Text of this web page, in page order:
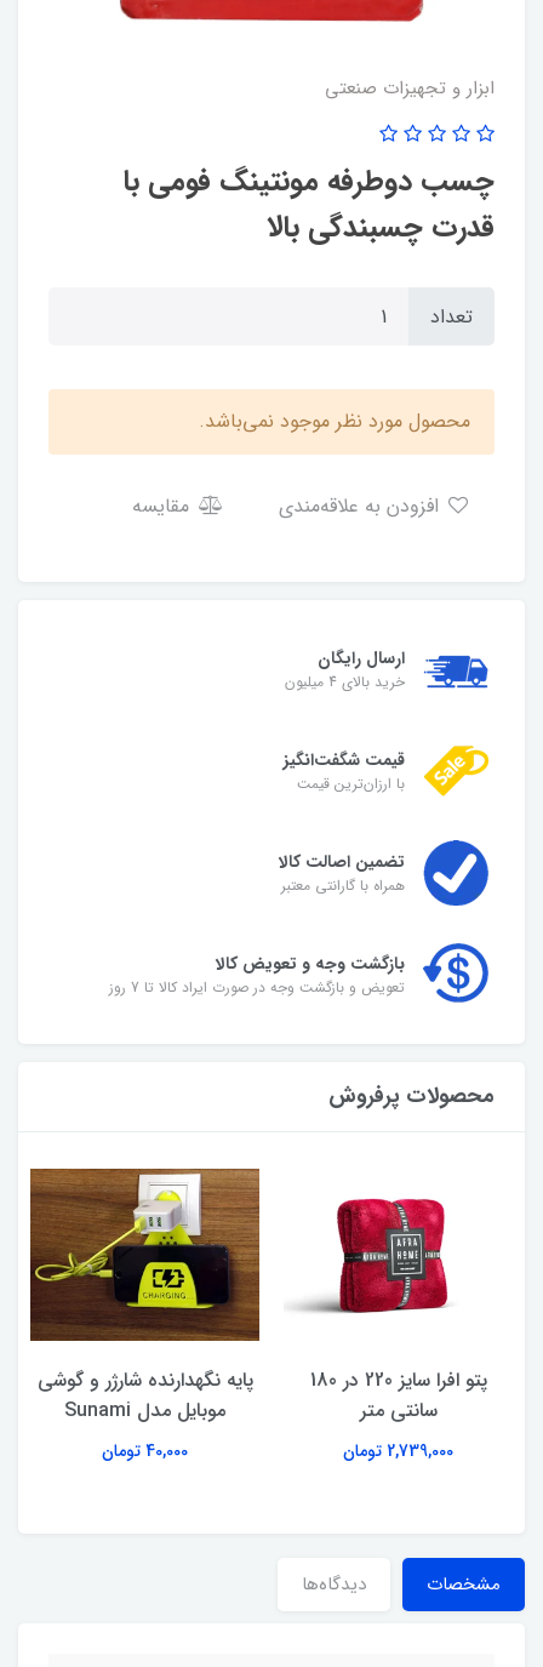
ابزار و تجهیزات صنعتی
چسب دوطرفه مونتینگ فومی با
قدرت چسبندگی بالا
تعداد
محصول مورد نظر موجود نمی‌باشد.
مقایسه
ارسال رایگان
خرید بالای 4 میلیون
قیمت شگفت‌انگیز
با ارزان‌ترین قیمت
تضمین اصالت کالا
همراه با گارانتی معتبر
بازگشت وجه و تعویض کالا
تعویض و بازگشت وجه در صورت ایراد کالا تا 7 روز
محصولات پرفروش
پتو افرا سایز 220 در 180
سانتی متر
2,739,000 تومان
پایه نگهدارنده شارژر و گوشی
موبایل مدل Sunami
40,000 تومان
مشخصات دیدگاه‌ها